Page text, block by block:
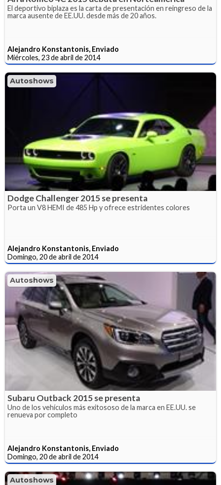
El deportivo biplaza es la carta de presentación en reingreso de la
marca ausente de EE.UU. desde más de 20 años.
Alejandro Konstantonis, Enviado
Miércoles, 23 de abril de 2014
Autoshows
Dodge Challenger 2015 se presenta
Porta un V8 HEMI de 485 Hp y ofrece estridentes colores
Alejandro Konstantonis, Enviado
Domingo, 20 de abril de 2014
Autoshows
Subaru Outback 2015 se presenta
Uno de los vehículos más exitososo de la marca en EE.UU. se
renueva por completo
Alejandro Konstantonis, Enviado
Domingo, 20 de abril de 2014
Autoshows